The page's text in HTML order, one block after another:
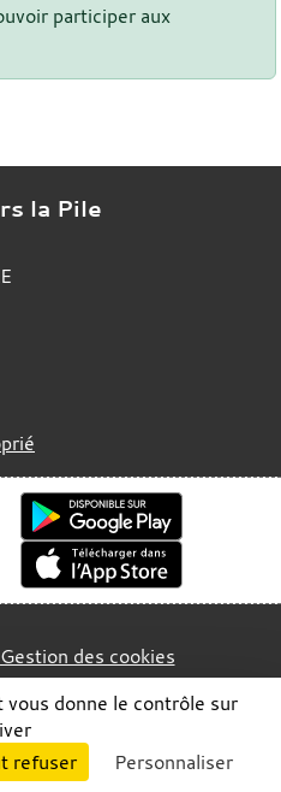
participer aux
la Pile
Gestion des cookies
Connexion
donne le contrôle sur
refuser Personnaliser